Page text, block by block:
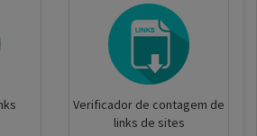
Verificador de contagem de
links de sites